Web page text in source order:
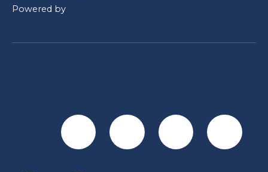
Powered by